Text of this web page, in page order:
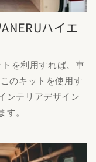
ハイエ
を利用すれば、車
のキットを使用す
ンテリアデザイン
す。